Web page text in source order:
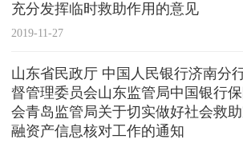
充分发挥临时救助作用的意见
2019-11-27
山东省民政厅 中国人民银行济南分
督管理委员会山东监管局中国银行
会青岛监管局关于切实做好社会救
融资产信息核对工作的通知